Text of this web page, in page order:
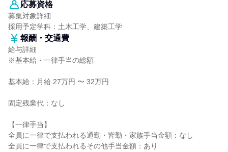
応募資格
募集対象詳細
採用予定学科：土木工学、建築工学
報酬・交通費
給与詳細
※基本給・一律手当の総額
基本給：月給 27万円 〜 32万円
固定残業代：なし
【一律手当】
全員に一律で支払われる通勤・皆勤・家族手当金額：なし
全員に一律で支払われるその他手当金額：あり